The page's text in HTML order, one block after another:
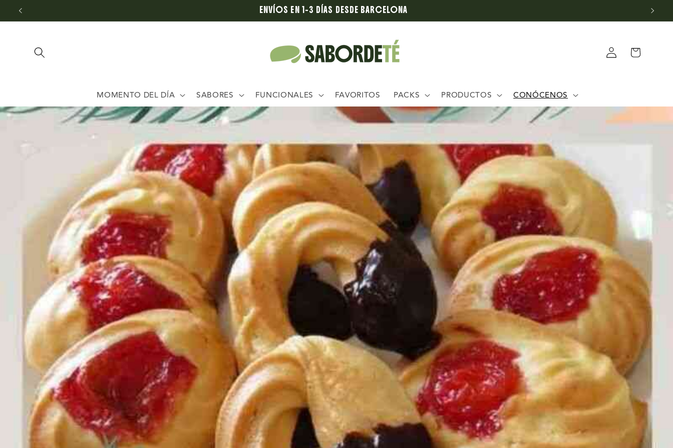
directamente
al contenido
ENVÍOS EN 1–3 DÍAS DESDE BARCELONA
MOMENTO DEL DÍA SABORES FUNCIONALES FAVORITOS PACKS PRODUCTOS CONÓCENOS
Iniciar
sesión
Carrito